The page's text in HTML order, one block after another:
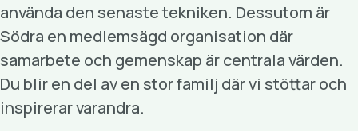
använda den senaste tekniken. Dessutom är
Södra en medlemsägd organisation där
samarbete och gemenskap är centrala värden.
Du blir en del av en stor familj där vi stöttar och
inspirerar varandra.